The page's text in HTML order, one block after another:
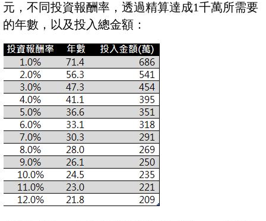
元，不同投資報酬率，透過精算達成1千萬所需要
的年數，以及投入總金額：